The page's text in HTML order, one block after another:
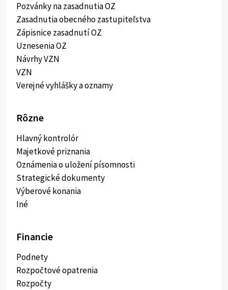
Pozvánky na zasadnutia OZ
Zasadnutia obecného zastupiteľstva
Zápisnice zasadnutí OZ
Uznesenia OZ
Návrhy VZN
VZN
Verejné vyhlášky a oznamy
Rôzne
Hlavný kontrolór
Majetkové priznania
Oznámenia o uložení písomnosti
Strategické dokumenty
Výberové konania
Iné
Financie
Podnety
Rozpočtové opatrenia
Rozpočty